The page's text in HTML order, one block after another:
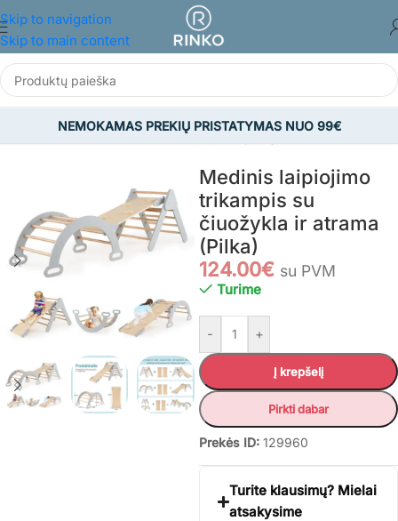
Skip to navigation
Skip to main content
NEMOKAMAS PREKIŲ PRISTATYMAS NUO 99€
ŽAISLAI/Montessori laipiojimo įranga
Medinis laipiojimo
trikampis su
čiuožykla ir atrama
(Pilka)
124.00€ su PVM
Turime
- +
Į krepšelį
Pirkti dabar
Prekės ID: 129960
Turite klausimų? Mielai
atsakysime